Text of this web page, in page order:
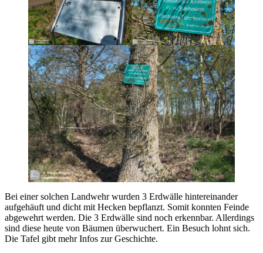
Bei einer solchen Landwehr wurden 3 Erdwälle hintereinander
aufgehäuft und dicht mit Hecken bepflanzt. Somit konnten Feinde
abgewehrt werden. Die 3 Erdwälle sind noch erkennbar. Allerdings
sind diese heute von Bäumen überwuchert. Ein Besuch lohnt sich.
Die Tafel gibt mehr Infos zur Geschichte.